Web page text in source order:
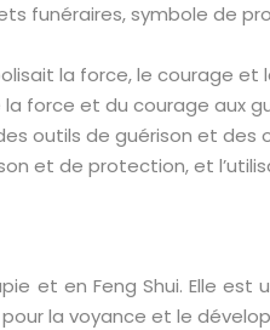
funéraires, symbole de
la force, le courage et
force et du courage aux
outils de guérison et des
et de protection, et
et en Feng Shui. Elle est
la voyance et le